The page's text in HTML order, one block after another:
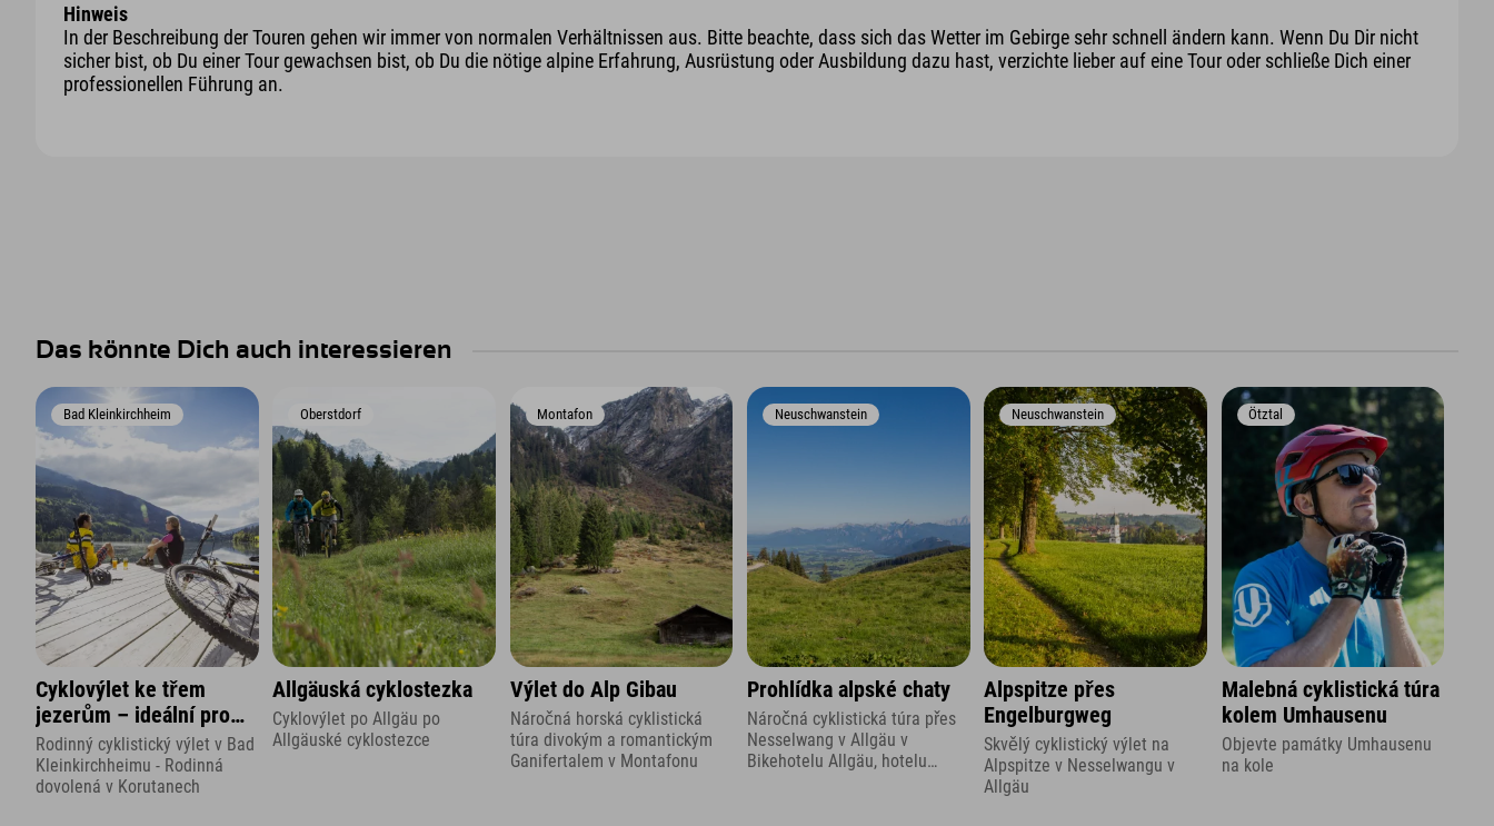
Hinweis
In der Beschreibung der Touren gehen wir immer von normalen Verhältnissen aus. Bitte beachte, dass sich das Wetter im Gebirge sehr schnell ändern kann. Wenn Du Dir nicht
sicher bist, ob Du einer Tour gewachsen bist, ob Du die nötige alpine Erfahrung, Ausrüstung oder Ausbildung dazu hast, verzichte lieber auf eine Tour oder schließe Dich einer
professionellen Führung an.
Das könnte Dich auch interessieren
Bad Kleinkirchheim
Cyklovýlet ke třem
jezerům – ideální pro
rodiny s dětmi
Rodinný cyklistický výlet v Bad
Kleinkirchheimu - Rodinná
dovolená v Korutanech
Oberstdorf
Allgäuská cyklostezka
Cyklovýlet po Allgäu po
Allgäuské cyklostezce
Montafon
Výlet do Alp Gibau
Náročná horská cyklistická
túra divokým a romantickým
Ganifertalem v Montafonu
Neuschwanstein
Prohlídka alpské chaty
Náročná cyklistická túra přes
Nesselwang v Allgäu v
Bikehotelu Allgäu, hotelu
Neuschwanstein
Alpspitze přes
Engelburgweg
Skvělý cyklistický výlet na
Alpspitze v Nesselwangu v
Allgäu
Ötztal
Malebná cyklistická túra
kolem Umhausenu
Objevte památky Umhausenu
na kole